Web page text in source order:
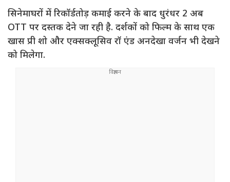
सिनेमाघरों में रिकॉर्डतोड़ कमाई करने के बाद धुरंधर 2 अब
OTT पर दस्तक देने जा रही है. दर्शकों को फिल्म के साथ एक
खास प्री शो और एक्सक्लूसिव रॉ एंड अनदेखा वर्जन भी देखने
को मिलेगा.